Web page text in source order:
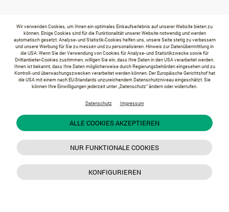
Wir verwenden Cookies, um Ihnen ein optimales Einkaufserlebnis auf unserer Website bieten zu
können. Einige Cookies sind für die Funktionalität unserer Website notwendig und werden
automatisch gesetzt. Analyse- und Statistik-Cookies helfen uns, unsere Seite stetig zu verbessern
und unsere Werbung für Sie zu messen und zu personalisieren. Hinweis zur Datenübermittlung in
die USA: Wenn Sie der Verwendung von Cookies für Analyse- und Statistikzwecke sowie für
Drittanbieter-Cookies zustimmen, willigen Sie ein, dass Ihre Daten in den USA verarbeitet werden.
Ihnen ist bekannt, dass Ihre Daten möglicherweise durch Regierungsbehörden eingesehen und zu
Kontroll- und überwachungszwecken verarbeitet werden können. Der Europäische Gerichtshof hat
die USA mit einem nach EU-Standards unzureichendem Datenschutzniveau eingeschätzt. Sie
können Ihre Einwilligungen jederzeit unter „Datenschutz“ ändern oder widerrufen.
Datenschutz Impressum
ALLE COOKIES AKZEPTIEREN
NUR FUNKTIONALE COOKIES
KONFIGURIEREN